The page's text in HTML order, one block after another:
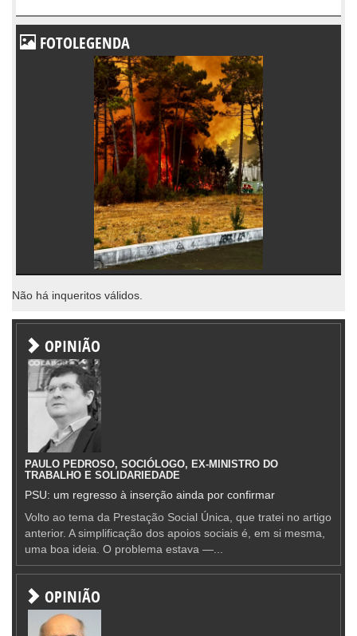
FOTOLEGENDA
Não há inqueritos válidos.
OPINIÃO
PAULO PEDROSO, SOCIÓLOGO, EX-MINISTRO DO
TRABALHO E SOLIDARIEDADE
PSU: um regresso à inserção ainda por confirmar
Volto ao tema da Prestação Social Única, que tratei no artigo
anterior. A simplificação dos apoios sociais é, em si mesma,
uma boa ideia. O problema estava —...
OPINIÃO